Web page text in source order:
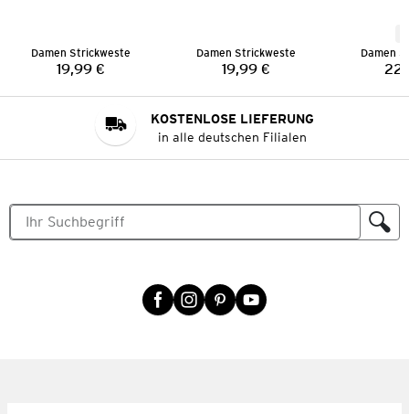
Damen Strickweste
Preis:
19,99 €
Damen Strickweste
Preis:
19,99 €
Damen
KOSTENLOSE LIEFERUNG
in alle deutschen Filialen